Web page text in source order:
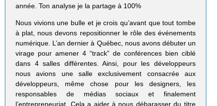
année. Ton analyse je la partage à 100%
Nous vivions une bulle et je crois qu’avant que tout tombe
à plat, nous devons repositionner le rôle des événements
numérique. L’an dernier à Québec, nous avons débuter un
virage pour amener 4 “track” de conférences bien ciblé
dans 4 salles différentes. Ainsi, pour les développeurs
nous avions une salle exclusivement consacrée aux
développeurs, même chose pour les designers, les
responsables de médias sociaux et finalement
l’entrepreneuriat. Cela a aider à nous débarasser du titre